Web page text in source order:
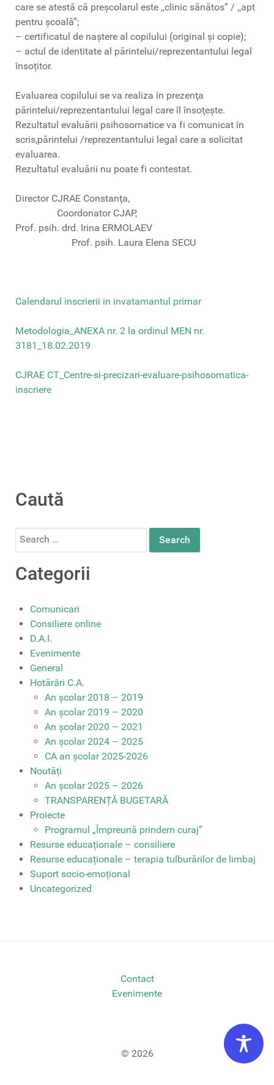
care se atestă că preşcolarul este ,,clinic sănătos” / ,,apt
pentru şcoală”;
– certificatul de naştere al copilului (original și copie);
– actul de identitate al părintelui/reprezentantului legal
însoțitor.
Evaluarea copilului se va realiza în prezenţa
părintelui/reprezentantului legal care îl însoţeşte.
Rezultatul evaluării psihosomatice va fi comunicat în
scris,părintelui /reprezentantului legal care a solicitat
evaluarea.
Rezultatul evaluării nu poate fi contestat.
Director CJRAE Constanţa,
Coordonator CJAP,
Prof. psih. drd. Irina ERMOLAEV
Prof. psih. Laura Elena SECU
Calendarul inscrierii in invatamantul primar
Metodologia_ANEXA nr. 2 la ordinul MEN nr.
3181_18.02.2019
CJRAE CT_Centre-si-precizari-evaluare-psihosomatica-
inscriere
Caută
Search
Categorii
Comunicari
Consiliere online
D.A.I.
Evenimente
General
Hotărâri C.A.
An școlar 2018 – 2019
An școlar 2019 – 2020
An școlar 2020 – 2021
An școlar 2024 – 2025
CA an școlar 2025-2026
Noutăți
An școlar 2025 – 2026
TRANSPARENȚĂ BUGETARĂ
Proiecte
Programul „Împreună prindem curaj”
Resurse educaționale – consiliere
Resurse educaționale – terapia tulburărilor de limbaj
Suport socio-emoțional
Uncategorized
Contact
Evenimente
© 2026